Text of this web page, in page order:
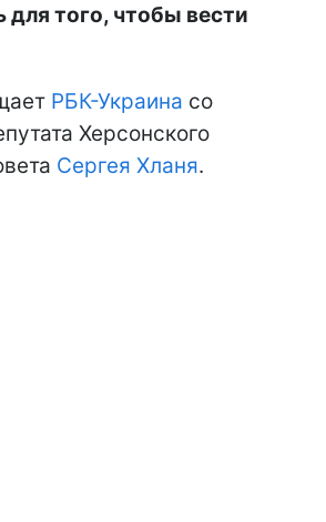
для того, чтобы вести
РБК-Украина со
Херсонского
Сергея Хланя.